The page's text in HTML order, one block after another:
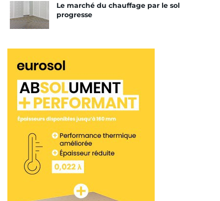
Le marché du chauffage par le sol
progresse